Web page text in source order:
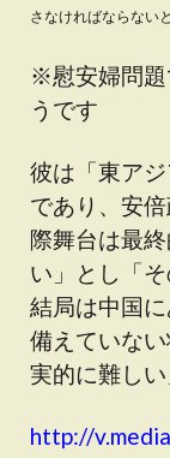
さなければならない
※慰安婦問題
うです
彼は「東ア
であり、安
際舞台は最
い」とし「
結局は中国
備えていな
実的に難し
http://